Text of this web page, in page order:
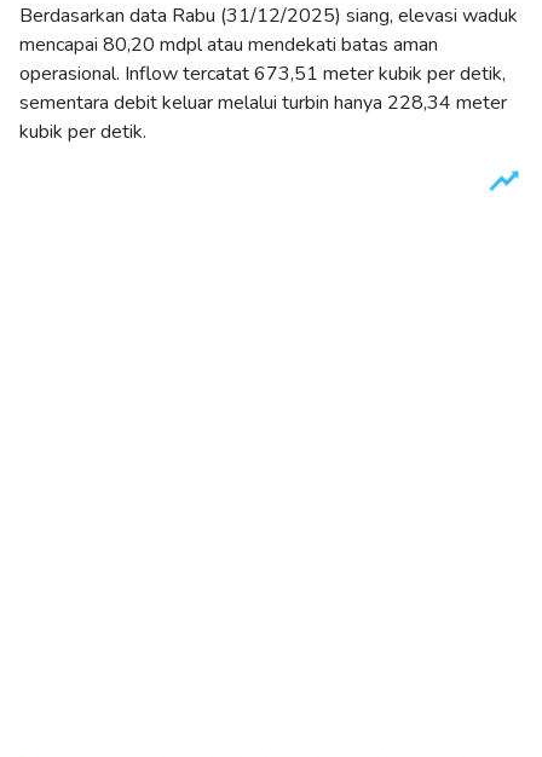
Berdasarkan data Rabu (31/12/2025) siang, elevasi waduk
mencapai 80,20 mdpl atau mendekati batas aman
operasional. Inflow tercatat 673,51 meter kubik per detik,
sementara debit keluar melalui turbin hanya 228,34 meter
kubik per detik.